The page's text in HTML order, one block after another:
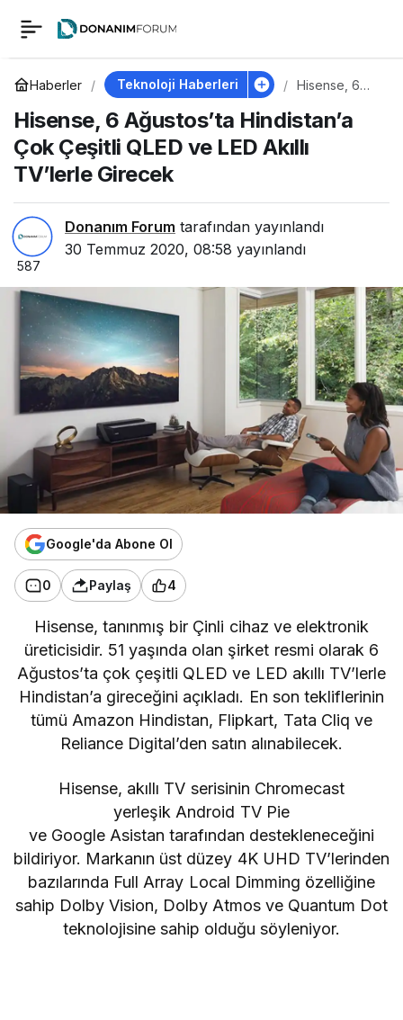
Haberler Teknoloji Haberleri
Hisense, 6
Hindistan’a
Çok Çeşitli
QLED ve LED
Hisense, 6 Ağustos’ta Hindistan’a
Çok Çeşitli QLED ve LED Akıllı
TV’lerle Girecek
Donanım Forum tarafından yayınlandı
30 Temmuz 2020, 08:58 yayınlandı
587
Google'da Abone Ol
0 Paylaş 4
Hisense, tanınmış bir Çinli cihaz ve elektronik
üreticisidir. 51 yaşında olan şirket resmi olarak 6
Ağustos’ta çok çeşitli QLED ve LED akıllı TV’lerle
Hindistan’a gireceğini açıkladı. En son tekliflerinin
tümü Amazon Hindistan, Flipkart, Tata Cliq ve
Reliance Digital’den satın alınabilecek.
Hisense, akıllı TV serisinin Chromecast
yerleşik Android TVPie
ve GoogleAsistan tarafından destekleneceğini
bildiriyor. Markanın üst düzey 4K UHD TV’lerinden
bazılarında Full Array Local Dimming özelliğine
sahip Dolby Vision, Dolby Atmos ve Quantum Dot
teknolojisine sahip olduğu söyleniyor.
Hisense, 6
Ağustos’ta
Hindistan’a Çok
Çeşitli QLED ve LED
Akıllı TV’lerle Girecek